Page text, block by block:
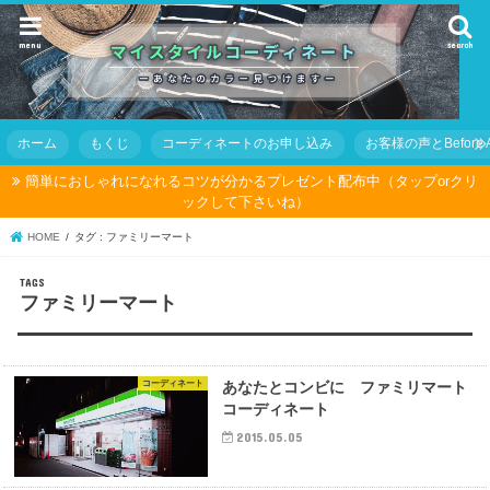
search
menu
ホーム もくじ コーディネートのお申し込み お客様の声とBefore
簡単におしゃれになれるコツが分かるプレゼント配布中（タップorクリ
ックして下さいね）
HOME タグ : ファミリーマート
ファミリーマート
コーディネート
あなたとコンビに ファミリマート
コーディネート
2015.05.05